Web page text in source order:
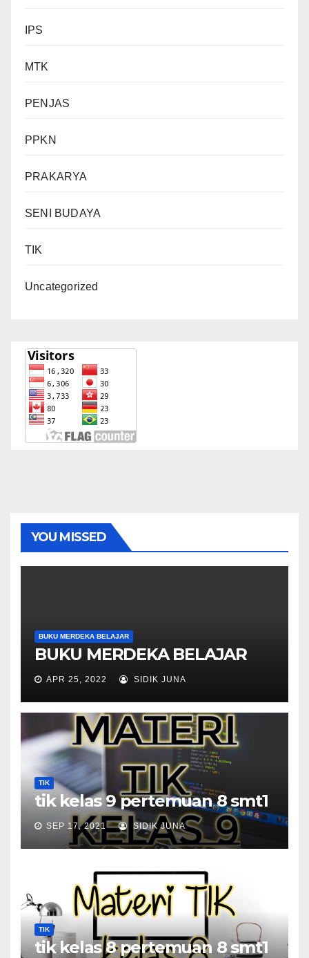
IPS
MTK
PENJAS
PPKN
PRAKARYA
SENI BUDAYA
TIK
Uncategorized
YOU MISSED
BUKU MERDEKA BELAJAR
BUKU MERDEKA BELAJAR
APR 25, 2022 SIDIK JUNA
TIK
tik kelas 9 pertemuan 8 smt1
SEP 17, 2021 SIDIK JUNA
TIK
tik kelas 8 pertemuan 8 smt1